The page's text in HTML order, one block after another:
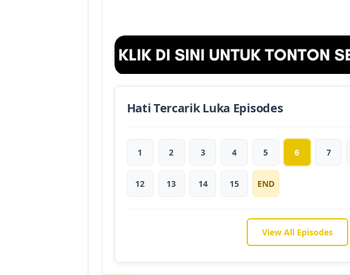
Hati Tercarik Luka Episodes
1 2 3 4 5 6 7
12 13 14 15 END
View All Episodes